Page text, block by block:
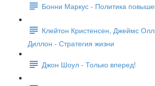
Бонни Маркус - Политика
Клейтон Кристенсен, Джеймс
Диллон - Стратегия жизни
Джон Шоул - Только вперед!